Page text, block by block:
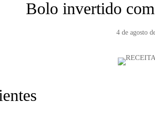
Bolo invertido
4 de agosto